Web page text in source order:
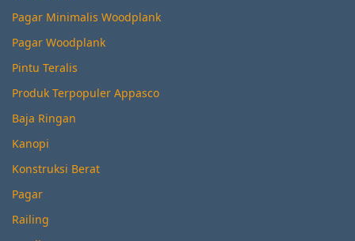
Pagar Minimalis Woodplank
Pagar Woodplank
Pintu Teralis
Produk Terpopuler Appasco
Baja Ringan
Kanopi
Konstruksi Berat
Pagar
Railing